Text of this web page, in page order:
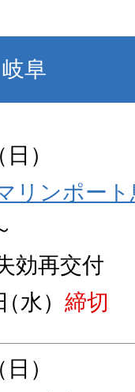
阜
）
リンポート
効再交付
水） 締切
）